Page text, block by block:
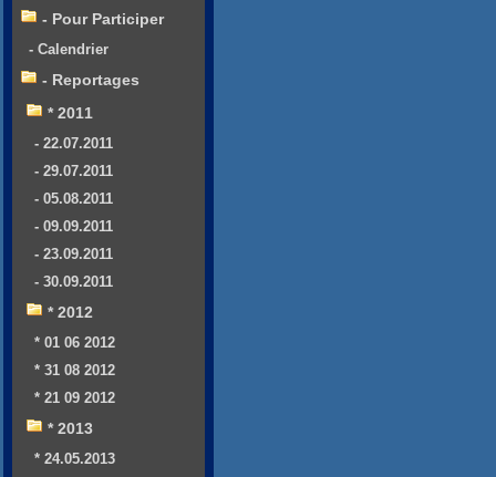
- Pour Participer
- Calendrier
- Reportages
* 2011
- 22.07.2011
- 29.07.2011
- 05.08.2011
- 09.09.2011
- 23.09.2011
- 30.09.2011
* 2012
* 01 06 2012
* 31 08 2012
* 21 09 2012
* 2013
* 24.05.2013